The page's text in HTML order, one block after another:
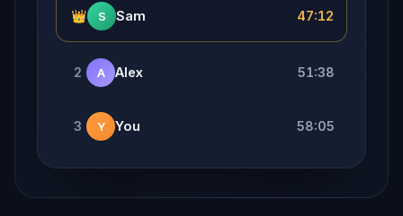
👑 S Sam 47:12
2 A Alex 51:38
3 Y You 58:05